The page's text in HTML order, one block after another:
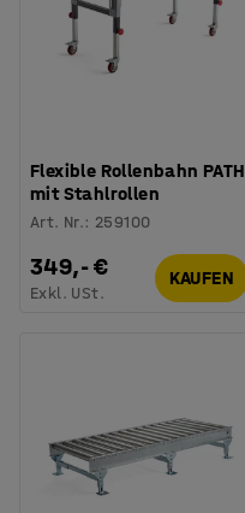
Flexible Rollenbahn PATH
mit Stahlrollen
Art. Nr.: 259100
349,- €
Exkl. USt.
KAUFEN